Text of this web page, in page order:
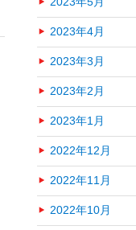
2023年4月
2023年3月
2023年2月
2023年1月
2022年12月
2022年11月
2022年10月